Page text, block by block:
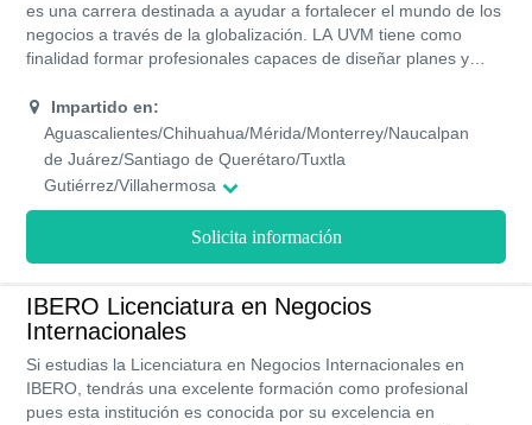
es una carrera destinada a ayudar a fortalecer el mundo de los
negocios a través de la globalización. LA UVM tiene como
finalidad formar profesionales capaces de diseñar planes y
internacionalización de los negocios, empresas u
organizaciones. Esta universidad imparte esta carrera de forma
presencial en más de 20 campus. El plan de estudio está
compuesto por 9 semestres.
Impartido en:
Aguascalientes/Chihuahua/Mérida/Monterrey/Naucalpan
de Juárez/Santiago de Querétaro/Tuxtla
Gutiérrez/Villahermosa
Solicita información
IBERO Licenciatura en Negocios
Internacionales
Si estudias la Licenciatura en Negocios Internacionales en
IBERO, tendrás una excelente formación como profesional
pues esta institución es conocida por su excelencia en